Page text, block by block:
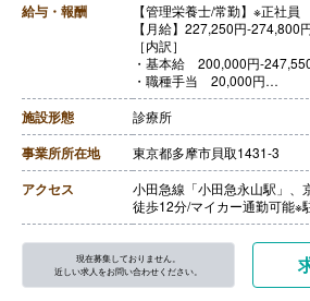
給与・報酬
【管理栄養士/常勤】※正社員
【月給】227,250円-274,800
［内訳］
・基本給 200,000円-
・職種手当 20,000円
・被服手当 250円
・処遇改善手当 7,000円
［その他手当］
・住宅手当 6,000円-8,000円/
・子ども手当 5,000円/人
・年末年始手当 6,000円/日
・役職手当 10,000円-/月
・時間外手当 ※分単位で実
【賞与】年2回（計4.00ヶ月
【通勤手当】あり（上限
【昇給】あり（年1回）※業績
【退職金】あり※勤続3年以上
施設形態 診療所
事業所所在地 東京都多摩市貝取1431-3
アクセス
小田急線「小田急永山駅」、
徒歩12分/マイカー通勤可能※
現在募集しておりません。
近しい求人をお問い合わせください。